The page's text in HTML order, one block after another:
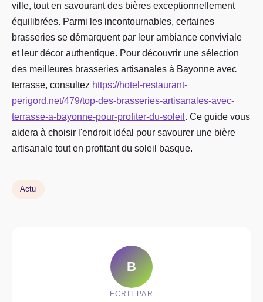
ville, tout en savourant des bières exceptionnellement
équilibrées. Parmi les incontournables, certaines
brasseries se démarquent par leur ambiance conviviale
et leur décor authentique. Pour découvrir une sélection
des meilleures brasseries artisanales à Bayonne avec
terrasse, consultez https://hotel-restaurant-
perigord.net/479/top-des-brasseries-artisanales-avec-
terrasse-a-bayonne-pour-profiter-du-soleil . Ce guide vous
aidera à choisir l'endroit idéal pour savourer une bière
artisanale tout en profitant du soleil basque.
Actu
B
ECRIT PAR